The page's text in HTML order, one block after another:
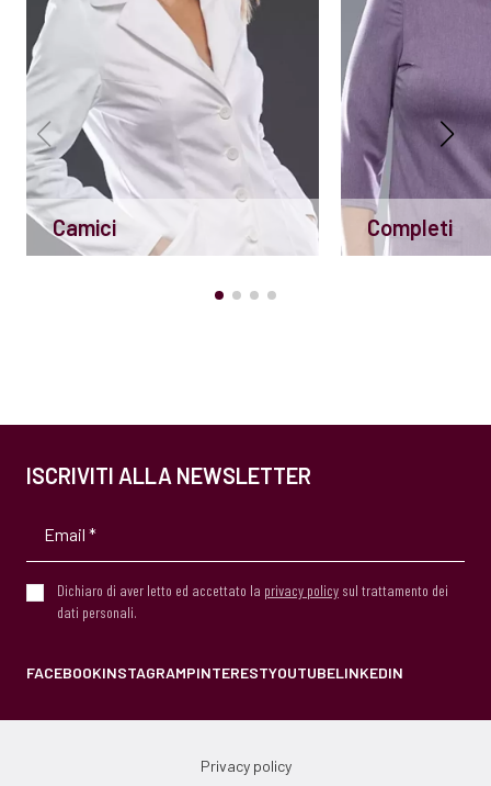
Camici Completi
ISCRIVITI ALLA NEWSLETTER
Dichiaro di aver letto ed accettato la privacy policy sul trattamento dei
dati personali.
FACEBOOKINSTAGRAMPINTERESTYOUTUBELINKEDIN
Privacy policy